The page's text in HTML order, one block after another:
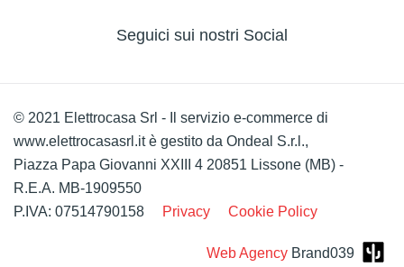
Seguici sui nostri Social
© 2021 Elettrocasa Srl - Il servizio e-commerce di
www.elettrocasasrl.it è gestito da Ondeal S.r.l.,
Piazza Papa Giovanni XXIII 4 20851 Lissone (MB) -
R.E.A. MB-1909550
P.IVA: 07514790158
Privacy Cookie Policy
Web Agency Brand039